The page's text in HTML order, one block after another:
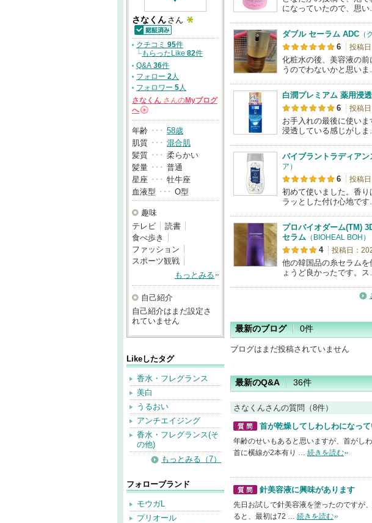
さなくん さん
認証済
クチコミ 95件
└もらったLike 82件
Q&A 36件
フォロー 2人
フォロワー 5人
さなくん さんのMyブログ
へ
→
年齢 ･･･ 58歳
肌質 ･･･ 混合肌
髪質 ･･･ 柔らかい
髪量 ･･･ 普通
星座 ･･･ 牡牛座
血液型 ･･･ O型
趣味
テレビ
読書
食べ歩き
ファッション
スポーツ観戦
もっとみる
自己紹介
自己紹介はまだ設定さ
れていません
Likeしたタグ
香水・フレグランス
美白
うるおい
アンチエイジング
香水・フレグランス(そ
の他)
もっとみる（7）
フォローブランド
モウガL
プリオール
になっていたので、思
ダブル セーラム ADC （
6 投稿
化粧水の後、美容液の
うのでわないかと思い
白潤プレミアム 薬用浸
6 投稿
お手入れの最後に使い
浸透している感じがし
バイブラントラディアン
ア）
6 投稿
初めて使いました。香
ラッとした付け心地で
プロバイオダーム(TM)
セラム （BIOHEAL BOH）
4 投稿日：
他の韓国品の糸セラム
ょうど良かったです。
最新のブログ 0件
ブログはまだ投稿されていません
最新のQ&A 36件
さなくんさんの質問（8件）
質問
首が乾燥してしわしわになって
年齢のせいもあると思いますが、首がし
首に横線が2本有り … 続きを読む
質問
針美容液に興味があります
先日お試しで針美容液を塗ったのですが
ると、最初は72 … 続きを読む